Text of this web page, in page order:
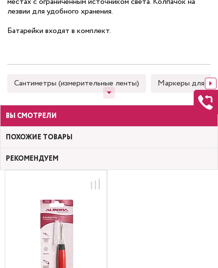
лезвии для удобного хранения.
Батарейки входят в комплект.
Сантиметры (измерительные ленты) Маркеры для
ВЫ СМОТРЕЛИ
ПОХОЖИЕ ТОВАРЫ
РЕКОМЕНДУЕМ